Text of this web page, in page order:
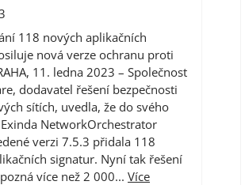
118 nových aplikačních
nová verze ochranu proti
11. ledna 2023 – Společnost
dodavatel řešení bezpečnosti
sítích, uvedla, že do svého
Exinda NetworkOrchestrator
verzi 7.5.3 přidala 118
signatur. Nyní tak řešení
více než 2 000... Více